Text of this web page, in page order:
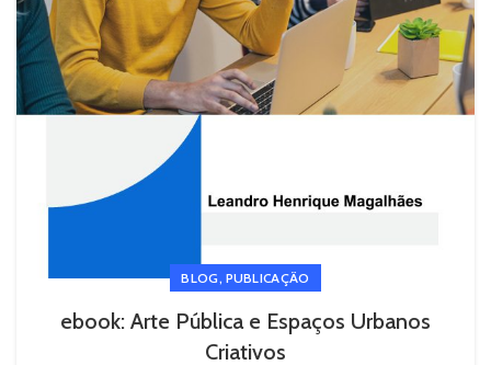
BLOG, PUBLICAÇÃO
ebook: Arte Pública e Espaços Urbanos
Criativos